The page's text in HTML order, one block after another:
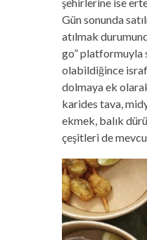
Gün sonunda
atılmak
go” platformuyla
olabildiğince
dolmaya ek
karides tava,
ekmek, balık
çeşitleri de